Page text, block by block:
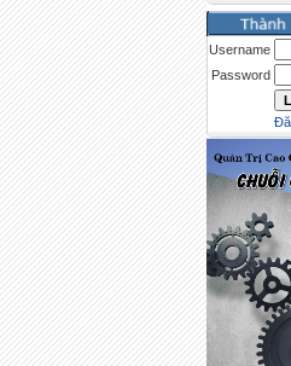
Username
Password